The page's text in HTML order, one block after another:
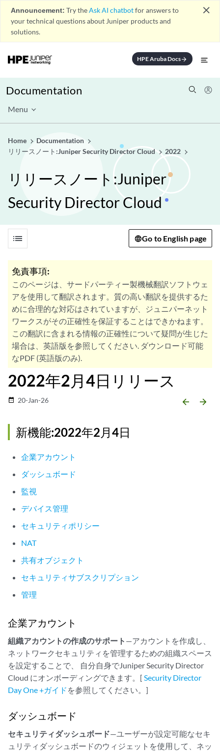
Announcement: Try theAsk AI chatbotfor answers to
your technical questions about Juniper products and
solutions.
close
HPE Aruba Docsarrow_forward
Documentation
Menu
Home
Documentation
リリースノート:Juniper Security Director Cloud
2022
リリースノート:Juniper
Security Director Cloud
list Go to English page
免責事項:
このページは、サードパーティー製機械翻訳ソフトウェ
アを使用して翻訳されます。質の高い翻訳を提供するた
めに合理的な対応はされていますが、ジュニパーネット
ワークスがその正確性を保証することはできかねます。
この翻訳に含まれる情報の正確性について疑問が生じた
場合は、英語版を参照してください. ダウンロード可能
なPDF (英語版のみ).
2022年2月4日リリース
date_range 20-Jan-26 arrow_backward arrow_forward
新機能:2022年2月4日
企業アカウント
ダッシュボード
監視
デバイス管理
セキュリティポリシー
NAT
共有オブジェクト
セキュリティサブスクリプション
管理
企業アカウント
組織アカウントの作成のサポート —アカウントを作成し、
ネットワークセキュリティを管理するための組織スペース
を設定することで、
自分自身でJuniper Security Director
Cloud にオンボーディングできます。[ Security Director
Day One +ガイド を参照してください。]
ダッシュボード
セキュリティダッシュボード—ユーザーが設定可能なセキ
ュリティダッシュボードのウィジェットを使用して、ネッ